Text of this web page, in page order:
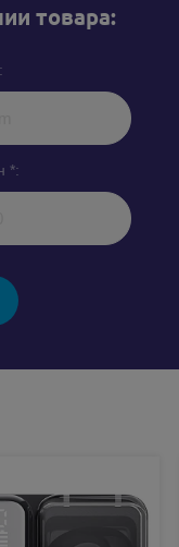
товара:
*: